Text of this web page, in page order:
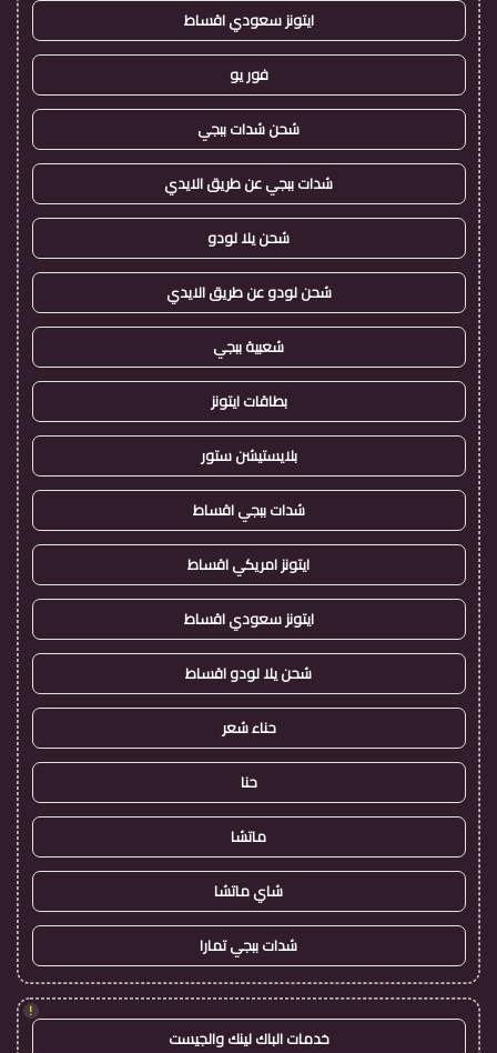
ايتونز سعودي اقساط
فور يو
شحن شدات ببجي
شدات ببجي عن طريق الايدي
شحن يلا لودو
شحن لودو عن طريق الايدي
شعبية ببجي
بطاقات ايتونز
بلايستيشن ستور
شدات ببجي اقساط
ايتونز امريكي اقساط
ايتونز سعودي اقساط
شحن يلا لودو اقساط
حناء شعر
حنا
ماتشا
شاي ماتشا
شدات ببجي تمارا
!
خدمات الباك لينك والجيست